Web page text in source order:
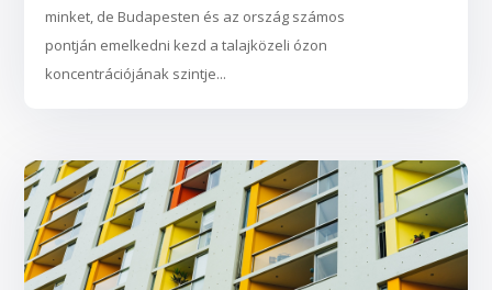
minket, de Budapesten és az ország számos
pontján emelkedni kezd a talajközeli ózon
koncentrációjának szintje...